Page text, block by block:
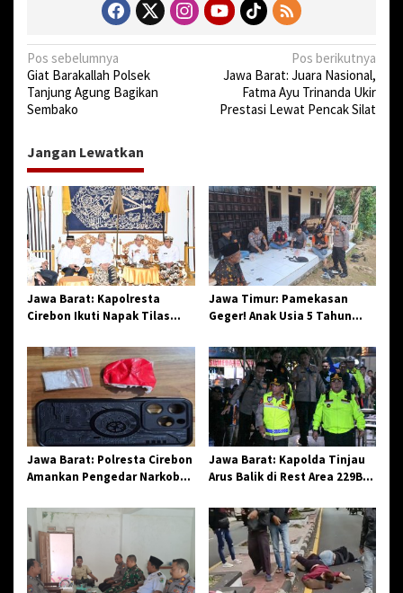
N
a
v
g
a
s
i
p
o
s
Pos sebelumnya
Giat Barakallah Polsek
Tanjung Agung Bagikan
Sembako
Pos berikutnya
Jawa Barat: Juara Nasional,
Fatma Ayu Trinanda Ukir
Prestasi Lewat Pencak Silat
Jangan Lewatkan
Jawa Barat: Kapolresta
Cirebon Ikuti Napak Tilas
Sinergi dan Pelestarian
Sejarah
Jawa Timur: Pamekasan
Geger! Anak Usia 5 Tahun
Monyet
Jawa Barat: Polresta Cirebon
Amankan Pengedar Narkoba
Jawa Barat: Kapolda Tinjau
Arus Balik di Rest Area 229B,
Nyaman